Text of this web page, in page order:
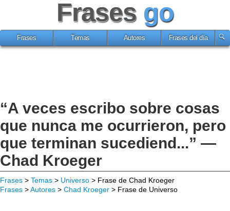
Frases go
Frases Temas Autores Frases del día
“A veces escribo sobre cosas
que nunca me ocurrieron, pero
que terminan sucediend...” —
Chad Kroeger
Frases > Temas > Universo > Frase de Chad Kroeger
Frases >Autores > Chad Kroeger > Frase de Universo